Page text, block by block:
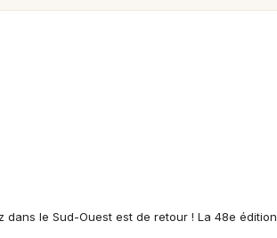
le Sud-Ouest est de retour ! La 48e édition